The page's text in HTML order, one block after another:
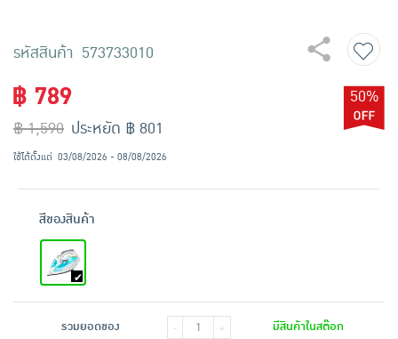
รหัสสินค้า 573733010
฿ 789
฿ 1,590
50%
ประหยัด ฿ 801
ใช้ได้ตั้งแต่ 03/08/2026 - 08/08/2026
สีของสินค้า
รวมยอดของ - + มีสินค้าในสต๊อก